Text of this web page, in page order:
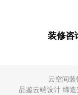
装修咨
云空间装
品鉴云端设计 缔